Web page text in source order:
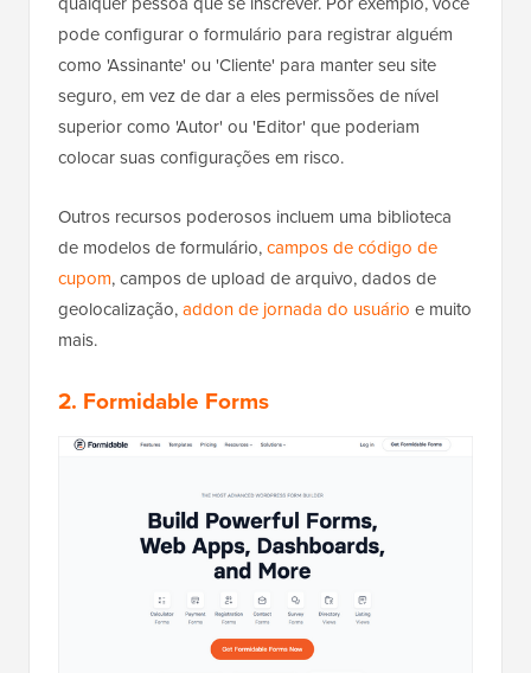
pode configurar o formulário para registrar alguém
como 'Assinante' ou 'Cliente' para manter seu site
seguro, em vez de dar a eles permissões de nível
superior como 'Autor' ou 'Editor' que poderiam
colocar suas configurações em risco.
Outros recursos poderosos incluem uma biblioteca
de modelos de formulário,campos de código de
cupom, campos de upload de arquivo, dados de
geolocalização,addon de jornada do usuário e muito
mais.
2. Formidable Forms